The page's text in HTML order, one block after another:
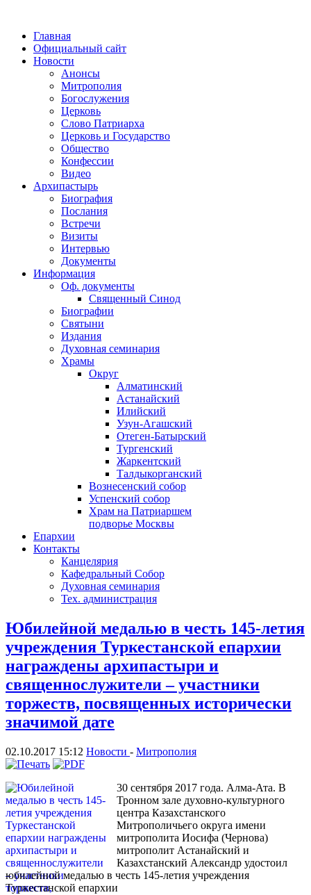
Главная
Официальный сайт
Новости
Анонсы
Митрополия
Богослужения
Церковь
Слово Патриарха
Церковь и Государство
Общество
Конфессии
Видео
Архипастырь
Биография
Послания
Встречи
Визиты
Интервью
Документы
Информация
Оф. документы
Священный Синод
Биографии
Святыни
Издания
Духовная семинария
Храмы
Округ
Алматинский
Астанайский
Илийский
Узун-Агашский
Отеген-Батырский
Тургенский
Жаркентский
Талдыкорганский
Вознесенский собор
Успенский собор
Храм на Патриаршем
подворье Москвы
Епархии
Контакты
Канцелярия
Кафедральный Собор
Духовная семинария
Тех. администрация
Юбилейной медалью в честь 145-летия
учреждения Туркестанской епархии
награждены архипастыри и
священнослужители – участники
торжеств, посвященных исторически
значимой дате
02.10.2017 15:12 Новости - Митрополия
30 сентября 2017 года. Алма-Ата. В
Тронном зале духовно-культурного
центра Казахстанского
Митрополичьего округа имени
митрополита Иосифа (Чернова)
митрополит Астанайский и
Казахстанский Александр удостоил
юбилейной медалью в честь 145-летия учреждения
Туркестанской епархии